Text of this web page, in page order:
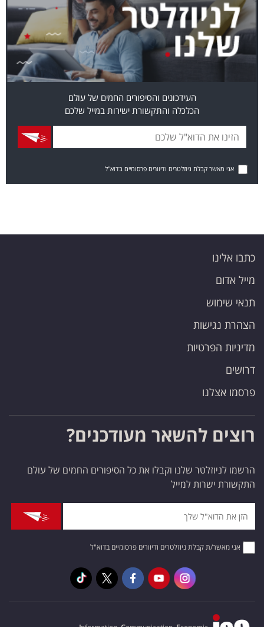
העידכונים והסיפורים החמים של עולם
הכלכלה והתקשורת ישירות במייל שלכם
אני מאשר קבלת ניוזלטרים ודיוורים פרסומיים בדוא"ל
כתבו אלינו
מייל אדום
תנאי שימוש
הצהרת נגישות
מדיניות הפרטיות
דרושים
פרסמו אצלנו
רוצים להשאר מעודכנים?
הרשמו לניוזלטר שלנו וקבלו את כל הסיפורים החמים של עולם
התקשורת ישרות למייל
אני מאשר/ת קבלת ניוזלטרים ודיוורים פרסומיים בדוא"ל